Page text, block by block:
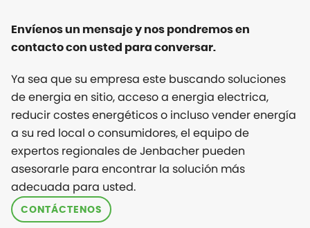
Envíenos un mensaje y nos pondremos en
contacto con usted para conversar.
Ya sea que su empresa este buscando soluciones
de energia en sitio, acceso a energia electrica,
reducir costes energéticos o incluso vender energía
a su red local o consumidores, el equipo de
expertos regionales de Jenbacher pueden
asesorarle para encontrar la solución más
adecuada para usted.
CONTÁCTENOS